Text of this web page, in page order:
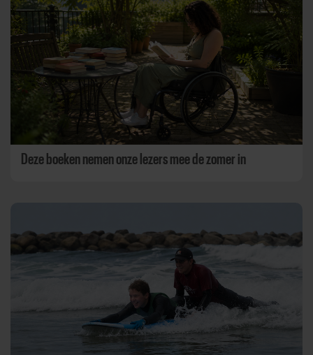
Deze boeken nemen onze lezers mee de zomer in